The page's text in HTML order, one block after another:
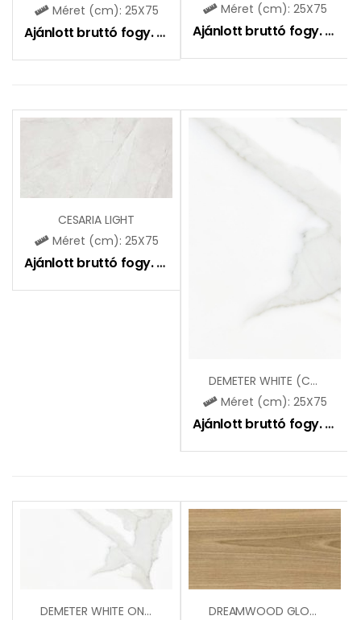
Méret (cm): 25X75
Ajánlott bruttó fogy. ár: 9490Ft
Méret (cm): 25X75
Ajánlott bruttó fogy. ár:
CESARIA LIGHT
Méret (cm): 25X75
Ajánlott bruttó fogy. ár:
DEMETER WHITE (CCR148)
Méret (cm): 25X75
Ajánlott bruttó fogy. ár:
DEMETER WHITE ONDA (CCR149)
DREAMWOOD GLOSSY